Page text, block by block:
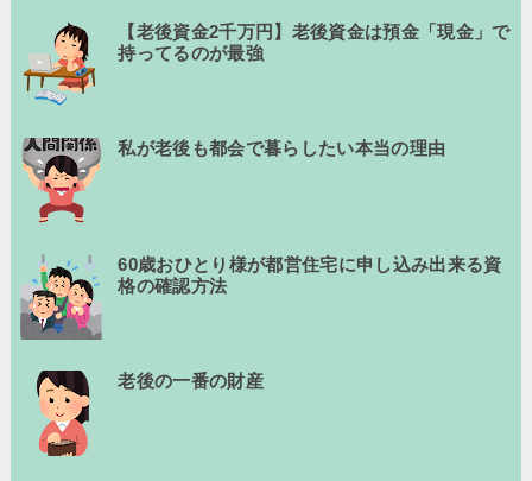
【老後資金2千万円】老後資金は預金「現金」で
持ってるのが最強
私が老後も都会で暮らしたい本当の理由
60歳おひとり様が都営住宅に申し込み出来る資
格の確認方法
老後の一番の財産